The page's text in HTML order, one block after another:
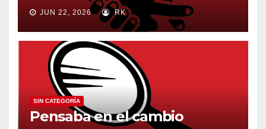
JUN 22, 2026 RK
SIN CATEGORÍA
Pensaba en el cambio